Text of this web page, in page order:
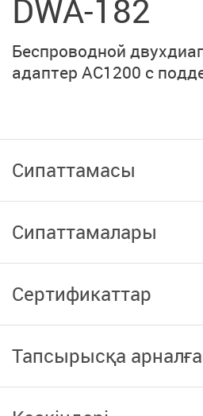
DWA-182
Беспроводной
адаптер AC1200 с
Сипаттамасы
Сипаттамалары
Сертификаттар
Тапсырысқа